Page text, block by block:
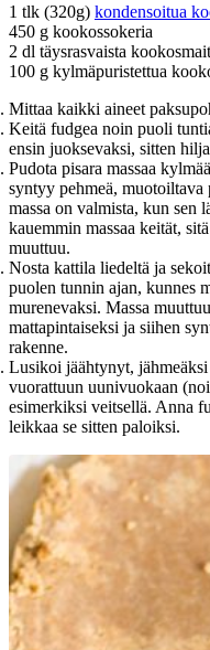
1 tlk (320g) kondensoitua
450 g kookossokeria
2 dl täysrasvaista
100 g kylmäpuristettua
Mittaa kaikki aineet
Keitä fudgea noin puoli
ensin juoksevaksi, sitten
Pudota pisara massaa
syntyy pehmeä,
massa on valmista, kun sen
kauemmin massaa keität,
muuttuu.
Nosta kattila liedeltä ja
puolen tunnin ajan, kunnes
murenevaksi. Massa
mattapintaiseksi ja siihen
rakenne.
Lusikoi jäähtynyt,
vuorattuun uunivuokaan
esimerkiksi veitsellä. Anna
leikkaa se sitten paloiksi.